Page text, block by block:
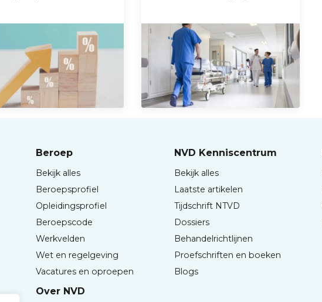
Beroep
Bekijk alles
Beroepsprofiel
Opleidingsprofiel
Beroepscode
Werkvelden
Wet en regelgeving
Vacatures en oproepen
NVD Kenniscentrum
Bekijk alles
Laatste artikelen
Tijdschrift NTVD
Dossiers
Behandelrichtlijnen
Proefschriften en boeken
Blogs
Over NVD